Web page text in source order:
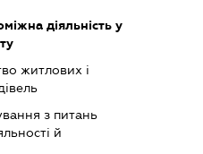
діяльність у
житлових і
з питань
й